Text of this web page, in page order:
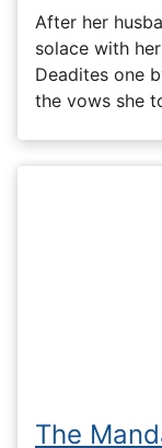
After her
solace with
Deadites one
the vows she
The